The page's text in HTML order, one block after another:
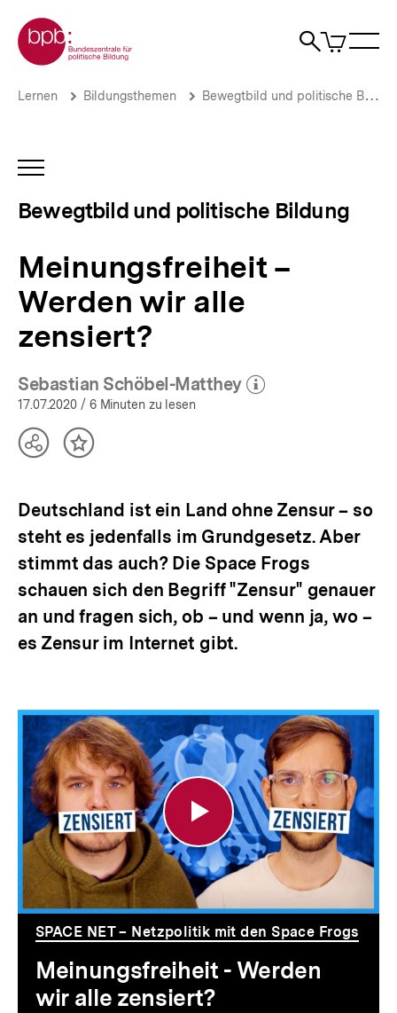
zum
Seiteninhalt
springen
Zur Startseite der bpb
Suche
Artikel
im
Meinungsfreiheit
alle
zensiert?
Bewegtbild
Bildung
bpb.de
Brotkrümelnavigation
Pfadnavigation
Lernen Bildungsthemen Bewegtbild und politische Bildung
INHALTSNAVIGATION
Bewegtbild und politische Bildung
Meinungsfreiheit –
Werden wir alle
zensiert?
Sebastian Schöbel-Matthey
(Mehr zum Autor)
17.07.2020 / 6 Minuten zu lesen
TeilenInhalt
Deutschland ist ein Land ohne Zensur – so
steht es jedenfalls im Grundgesetz. Aber
stimmt das auch? Die Space Frogs
schauen sich den Begriff "Zensur" genauer
an und fragen sich, ob – und wenn ja, wo –
es Zensur im Internet gibt.
Meinungsfreiheit
-
Werden
wir
alle
zensiert?
SPACE NET – Netzpolitik mit den Space Frogs
Meinungsfreiheit - Werden
wir alle zensiert?